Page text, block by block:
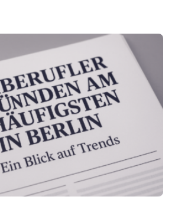
und Prof. Dr. Lukas Linnenbrink
Versicherungskaufleute e.V.
Die Studie basiert auf den
selbstständigen
und -makler*innen. Ein
mehr als die Hälfte der Befragten ist
wird in den nächsten Jahren eine
benötigen. Aber nur ein Drittel hat